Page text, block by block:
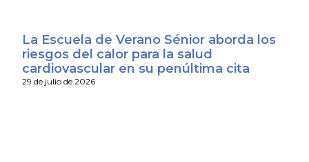
La Escuela de Verano Sénior aborda los
riesgos del calor para la salud
cardiovascular en su penúltima cita
29 de julio de 2026